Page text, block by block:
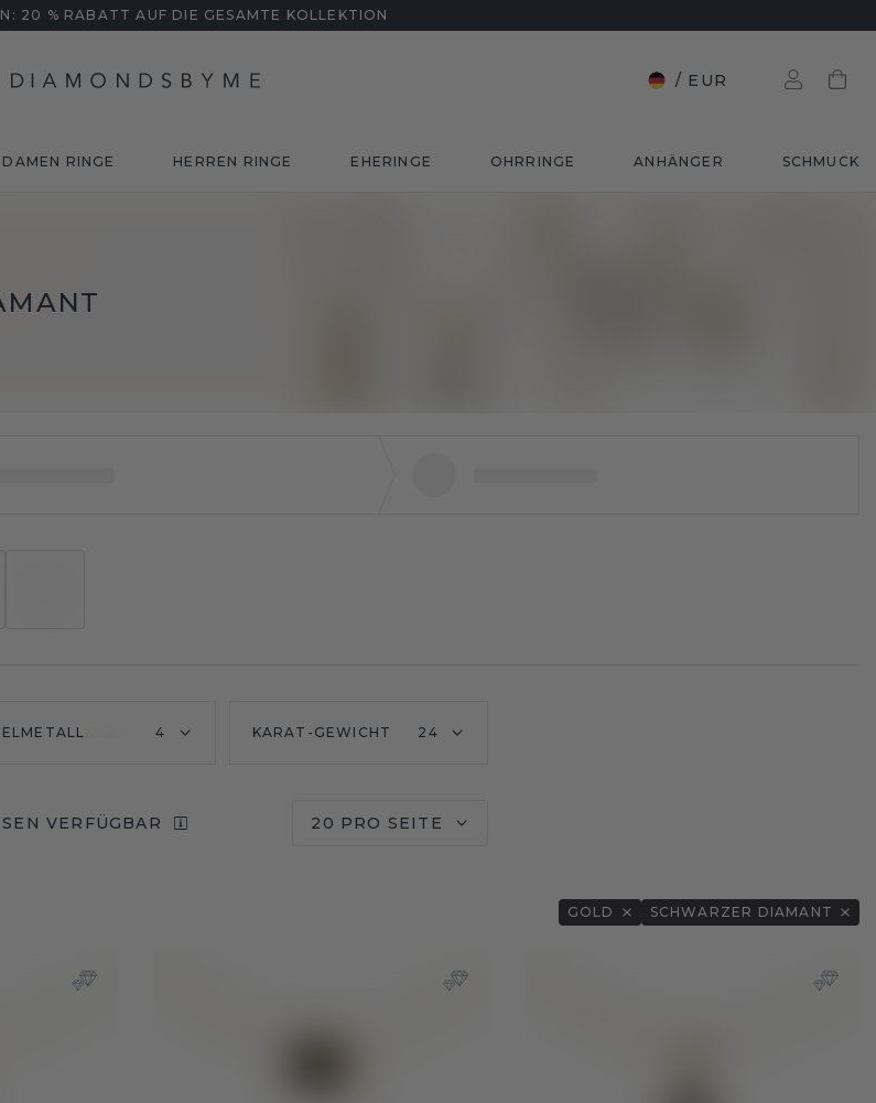
20 % RABATT AUF DIE GESAMTE KOLLEKTION
/ EUR
DAMEN RINGE HERREN RINGE EHERINGE OHRRINGE ANHÄNGER SCHMUCK
4 KARAT-GEWICHT 24
VERFÜGBAR 20 PRO SEITE
GOLD SCHWARZER DIAMANT